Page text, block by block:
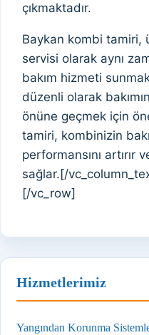
Hizmetlerimiz
Yangından Korunma
çıkmaktadır.
Baykan kombi tamiri,
servisi olarak aynı
bakım hizmeti
düzenli olarak
önüne geçmek için
tamiri, kombinizin
performansını artırır
sağlar.[/
[/vc_row]